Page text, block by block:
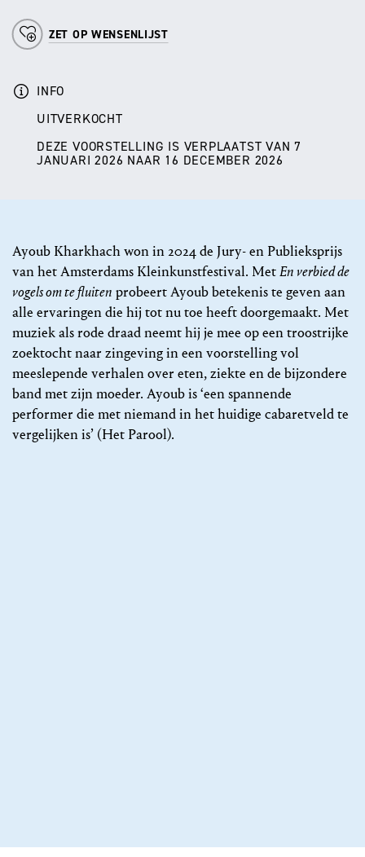
Ayoub Kharkhach won in 2024 de Jury- en Publieksprijs
van het Amsterdams Kleinkunstfestival. MetEn verbied de
vogels om te fluiten probeert Ayoub betekenis te geven aan
alle ervaringen die hij tot nu toe heeft doorgemaakt. Met
muziek als rode draad neemt hij je mee op een troostrijke
zoektocht naar zingeving in een voorstelling vol
meeslepende verhalen over eten, ziekte en de bijzondere
band met zijn moeder. Ayoub is ‘een spannende
performer die met niemand in het huidige cabaretveld te
vergelijken is’ (Het Parool).
ZET OP WENSENLIJST
INFO
UITVERKOCHT
DEZE VOORSTELLING IS VERPLAATST VAN 7
JANUARI 2026 NAAR 16 DECEMBER 2026